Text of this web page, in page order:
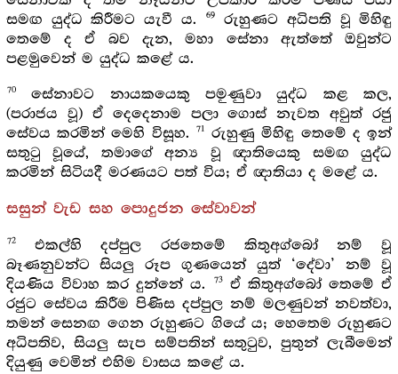
සමඟ යුද්ධ කිරීමට යැවී ය.
69රුහුණට අධිපති වූ මිහිඳු
තෙමේ ද ඒ බව දැන, මහා සේනා ඇත්තේ ඔවුන්ට
පළමුවෙන් ම යුද්ධ කළේ ය.
70සේනාවට නායකයෙකු පමුණුවා යුද්ධ කළ කල,
(පරාජය වූ) ඒ දෙදෙනාම පලා ගොස් නැවත අවුත් රජු
සේවය කරමින් මෙහි විසූහ.
71
රුහුණු මිහිඳු තෙමේ ද ඉන්
සතුටු වූයේ, තමාගේ අන්‍ය වූ ඥාතියෙකු සමඟ යුද්ධ
කරමින් සිටියදී මරණයට පත් විය; ඒ ඥාතියා ද මළේ ය.
සසුන් වැඩ සහ පොදුජන සේවාවන්
72එකල්හි දප්පුල රජතෙමේ කිතුඅග්බෝ නම් වූ
බෑණනුවන්ට සියලු රූප ගුණයෙන් යුත් ‘දේවා’ නම් වූ
දියණිය විවාහ කර දුන්නේ ය.
73ඒ කිතුඅග්බෝ තෙමේ ඒ
රජුට සේවය කිරීම පිණිස දප්පුල නම් මලණුවන් නවත්වා,
තමන් සෙනඟ ගෙන රුහුණට ගියේ ය; හෙතෙම රුහුණට
අධිපතිව, සියලු සැප සම්පතින් සතුටුව, පුතුන් ලැබීමෙන්
දියුණු වෙමින් එහිම වාසය කළේ ය.